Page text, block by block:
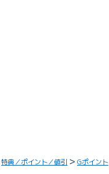
特典／ポイント／値引 Gポイント